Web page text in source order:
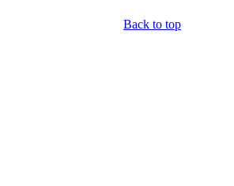
Back to top